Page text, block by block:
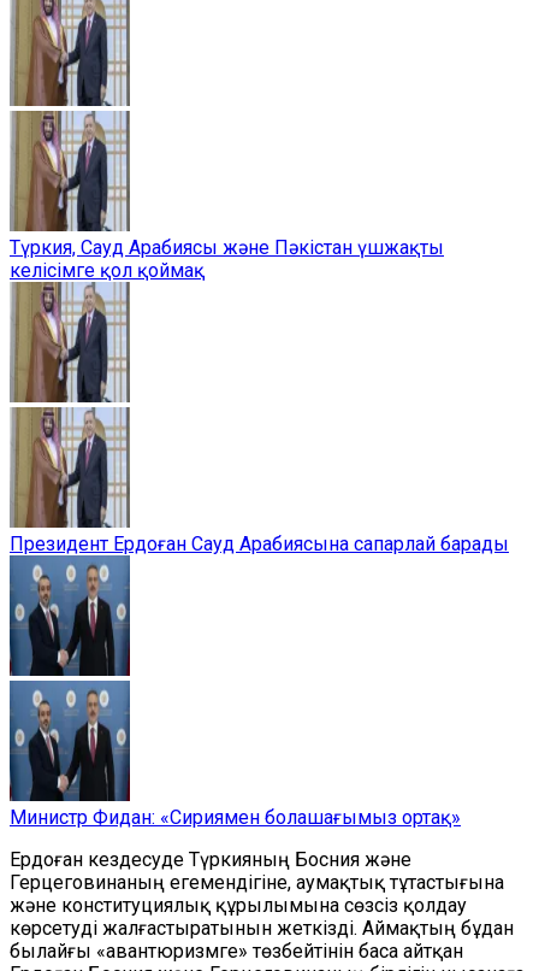
Түркия, Сауд Арабиясы және Пәкістан үшжақты
келісімге қол қоймақ
Президент Ердоған Сауд Арабиясына сапарлай барады
Министр Фидан: «Сириямен болашағымыз ортақ»
Ердоған кездесуде Түркияның Босния және
Герцеговинаның егемендігіне, аумақтық тұтастығына
және конституциялық құрылымына сөзсіз қолдау
көрсетуді жалғастыратынын жеткізді. Аймақтың бұдан
былайғы «авантюризмге» төзбейтінін баса айтқан